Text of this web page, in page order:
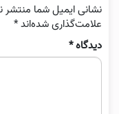
نشانی ایمیل شما
علامت‌گذاری شده‌اند*
دیدگاه*